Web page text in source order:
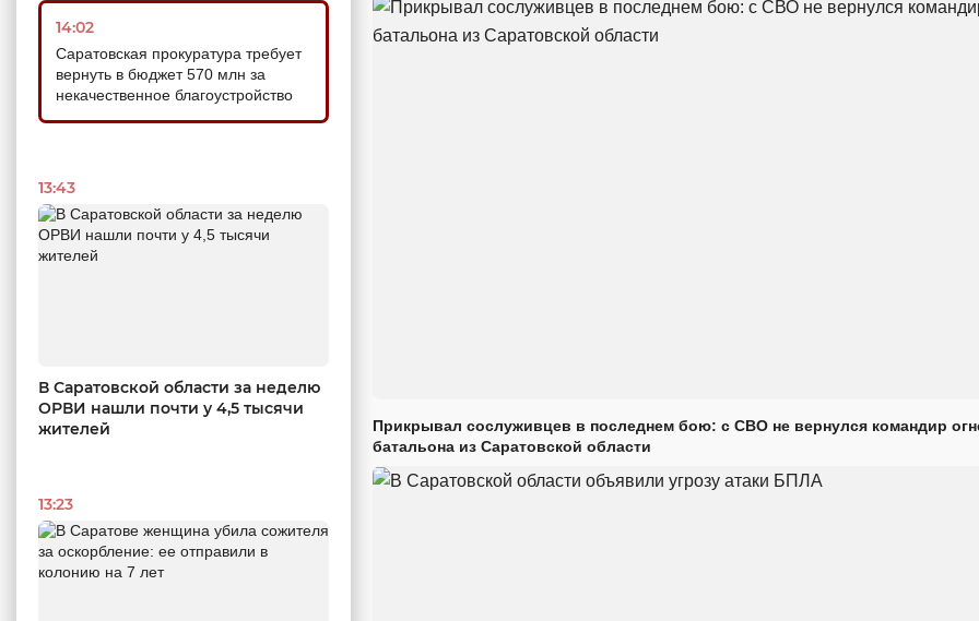
14:02
Саратовская прокуратура требует
вернуть в бюджет 570 млн за
некачественное благоустройство
13:43
В Саратовской области за неделю
ОРВИ нашли почти у 4,5 тысячи
жителей
13:23
Прикрывал сослуживцев в последнем бою: с СВО не вернулся командир
батальона из Саратовской области